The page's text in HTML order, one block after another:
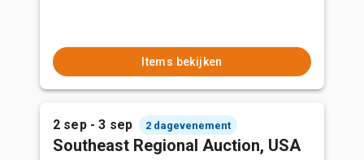
Items bekijken
2 sep - 3 sep 2 dagevenement
Southeast Regional Auction, USA